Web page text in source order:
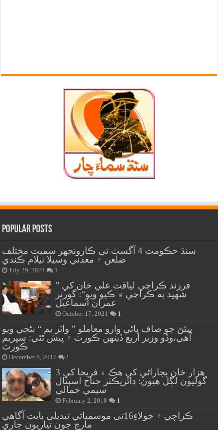
Popular Posts
سنڌ حڪومت 4 آگسٽ تي ڪارونجهر سميت مختلف
ضلعن ۾ معدني وسيلا نيلام ڪندي
July 29, 2023 1
” فرزند ڪراچي لياقت علي خان کي
شهيد به ڪراچي ۾ ڪيو ويو“: گورنر
عمران اسماعيل
October 17, 2021 1
پيئڻ جو صاف پاڻي وارو معاملو ” واٽر بم “ بڻجي ويو
آهي،وڏو وزير اربع ڏينهن ڪورٽ ۾ پيش ٿئي: سپريم
ڪورٽ
December 5, 2017 1
هزار خان بجاراڻي کي هڪ ۽ فريحا کي 3
گوليون لڳل هيون: ڊائريڪٽر جناح اسپتال
سيمي جمالي
February 2, 2018 1
ڪراچي ۾ جولاءِ16تي موسمياتي تبديلي بابت آگاهي
مارچ جون تياريون جاري